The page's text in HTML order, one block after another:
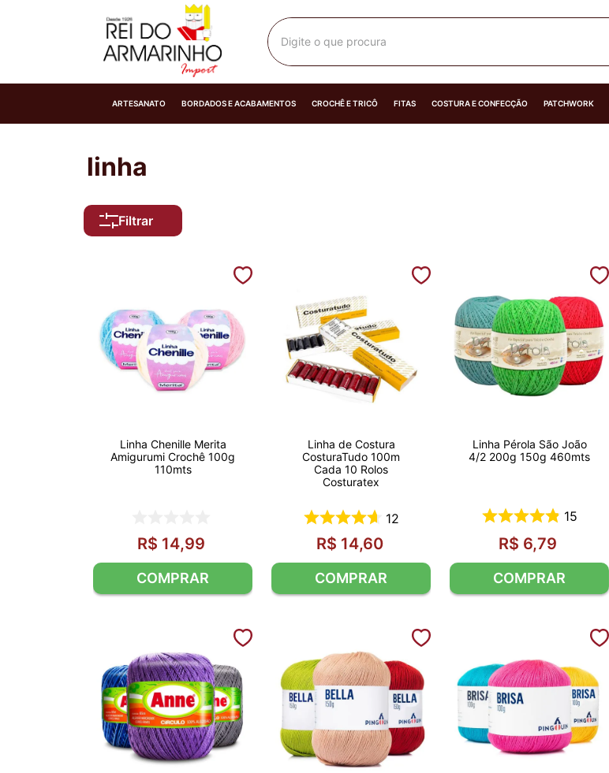
Digite o que procura
ARTESANATO BORDADOS E ACABAMENTOS CROCHÊ E TRICÔ FITAS COSTURA E CONFECÇÃO PATCHWORK
linha
Filtrar
Linha Chenille Merita
Amigurumi Crochê 100g
110mts
R$ 14,99
COMPRAR
Linha de Costura
CosturaTudo 100m
Cada 10 Rolos
Costuratex
12
R$ 14,60
COMPRAR
Linha Pérola São João
4/2 200g 150g 460mts
15
R$ 6,79
COMPRAR